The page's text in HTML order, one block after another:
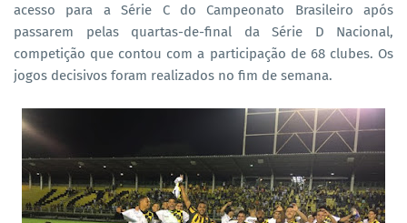
acesso para a Série C do Campeonato Brasileiro após
passarem pelas quartas-de-final da Série D Nacional,
competição que contou com a participação de 68 clubes. Os
jogos decisivos foram realizados no fim de semana.